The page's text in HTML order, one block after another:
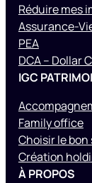
Réduire mes
Assurance-
PEA
DCA – Dollar
IGC
Family office
Choisir le
Création
À PROPOS